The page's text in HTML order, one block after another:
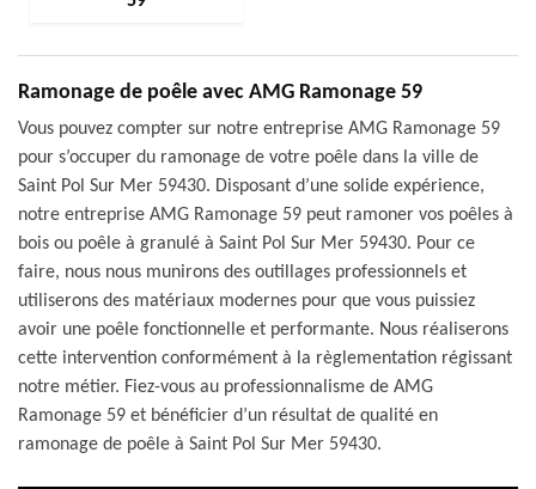
Ramonage de poêle avec AMG Ramonage 59
Vous pouvez compter sur notre entreprise AMG Ramonage 59
pour s’occuper du ramonage de votre poêle dans la ville de
Saint Pol Sur Mer 59430. Disposant d’une solide expérience,
notre entreprise AMG Ramonage 59 peut ramoner vos poêles à
bois ou poêle à granulé à Saint Pol Sur Mer 59430. Pour ce
faire, nous nous munirons des outillages professionnels et
utiliserons des matériaux modernes pour que vous puissiez
avoir une poêle fonctionnelle et performante. Nous réaliserons
cette intervention conformément à la règlementation régissant
notre métier. Fiez-vous au professionnalisme de AMG
Ramonage 59 et bénéficier d’un résultat de qualité en
ramonage de poêle à Saint Pol Sur Mer 59430.